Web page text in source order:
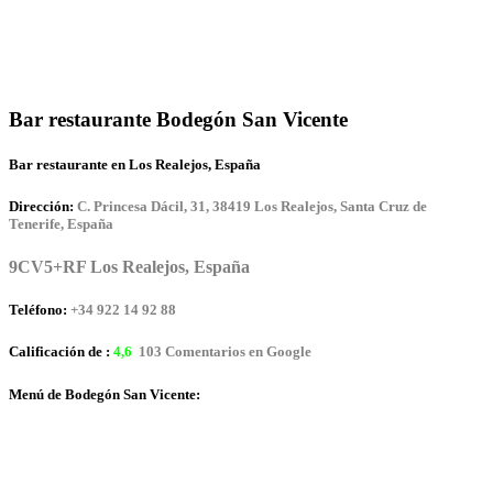
Bar restaurante Bodegón San Vicente
Bar restaurante en Los Realejos, España
Dirección: C. Princesa Dácil, 31, 38419 Los Realejos, Santa Cruz de
Tenerife, España
9CV5+RF Los Realejos, España
Teléfono: +34 922 14 92 88
Calificación de : 4,6 103 Comentarios en Google
Menú de Bodegón San Vicente: